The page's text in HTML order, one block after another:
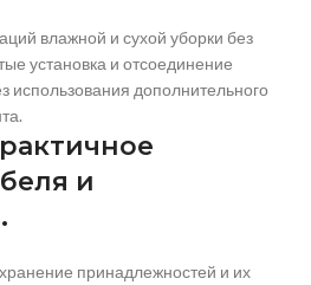
влажной и сухой уборки без
установка и отсоединение
использования дополнительного
и
принадлежностей и их